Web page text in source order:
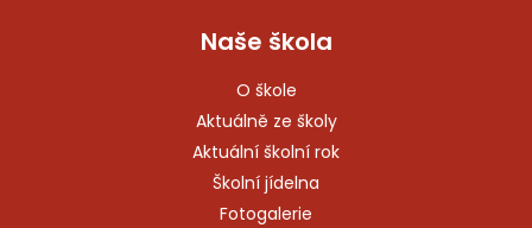
Naše škola
O škole
Aktuálně ze školy
Aktuální školní rok
Školní jídelna
Fotogalerie